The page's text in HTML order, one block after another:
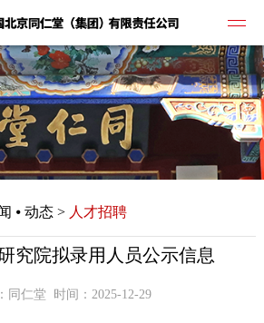
党建
人才
⦁ 动态 > 人才招聘
究院拟录用人员公示信息
同仁堂 时间：2025-12-29